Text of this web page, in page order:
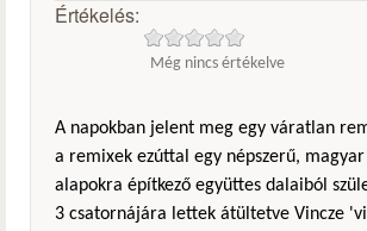
Értékelés:
Még nincs értékelve
A napokban jelent meg egy váratlan
a remixek ezúttal egy népszerű, magyar
alapokra építkező együttes dalaiból
3 csatornájára lettek átültetve Vincze